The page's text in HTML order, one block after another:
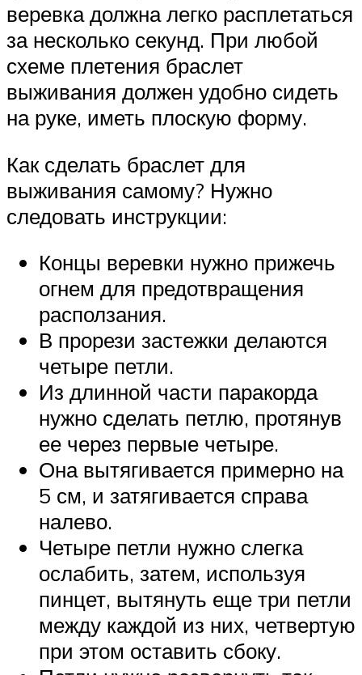
веревка должна легко расплетаться
за несколько секунд. При любой
схеме плетения браслет
выживания должен удобно сидеть
на руке, иметь плоскую форму.
Как сделать браслет для
выживания самому? Нужно
следовать инструкции:
Концы веревки нужно прижечь
огнем для предотвращения
расползания.
В прорези застежки делаются
четыре петли.
Из длинной части паракорда
нужно сделать петлю, протянув
ее через первые четыре.
Она вытягивается примерно на
5 см, и затягивается справа
налево.
Четыре петли нужно слегка
ослабить, затем, используя
пинцет, вытянуть еще три петли
между каждой из них, четвертую
при этом оставить сбоку.